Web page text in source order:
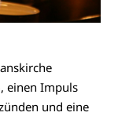
einen Impuls
und eine